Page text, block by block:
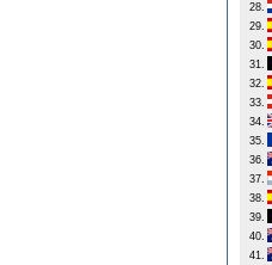
28.
29.
30.
31.
32.
33.
34.
35.
36.
37.
38.
39.
40.
41.